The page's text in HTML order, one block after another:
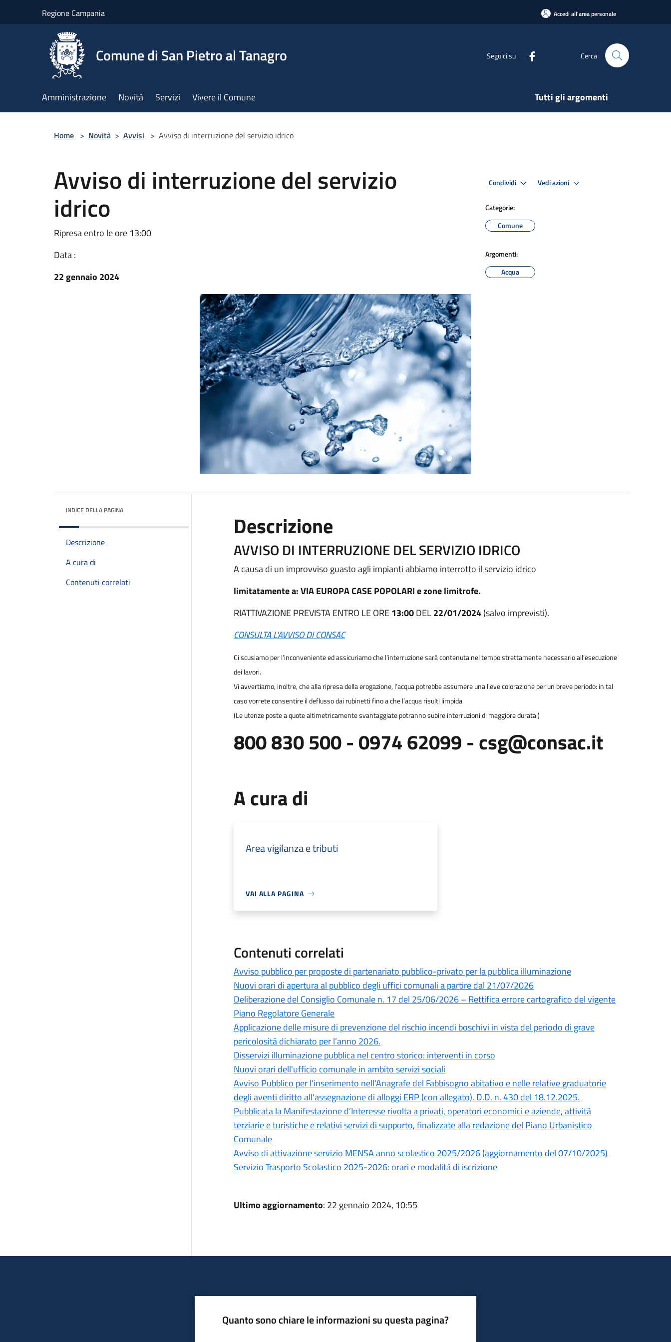
Regione Campania Accedi all'area personale
Comune di San Pietro al Tanagro Seguici su Cerca
Amministrazione Novità Servizi Vivere il Comune Tutti gli argomenti
Home > Novità > Avvisi > Avviso di interruzione del servizio idrico
Avviso di interruzione del servizio
idrico
Ripresa entro le ore 13:00
Data :
22 gennaio 2024
Condividi Vedi azioni
Categorie:
Comune
Argomenti:
Acqua
INDICE DELLA PAGINA
Descrizione
A cura di
Contenuti correlati
Descrizione
AVVISO DI INTERRUZIONE DEL SERVIZIO IDRICO
A causa di un improvviso guasto agli impianti abbiamo interrotto il servizio idrico
limitatamente a: VIA EUROPA CASE POPOLARI e zone limitrofe.
RIATTIVAZIONE PREVISTA ENTRO LE ORE13:00DEL22/01/2024(salvo imprevisti).
CONSULTA L'AVVISO DI CONSAC
Ci scusiamo per l’inconveniente ed assicuriamo che l’interruzione sarà contenuta nel tempo strettamente necessario all’esecuzione
dei lavori.
Vi avvertiamo, inoltre, che alla ripresa della erogazione, l’acqua potrebbe assumere una lieve colorazione per un breve periodo: in tal
caso vorrete consentire il deflusso dai rubinetti fino a che l’acqua risulti limpida.
(Le utenze poste a quote altimetricamente svantaggiate potranno subire interruzioni di maggiore durata.)
800 830 500 - 0974 62099 - csg@consac.it
A cura di
Area vigilanza e tributi
VAI ALLA PAGINA
Contenuti correlati
Avviso pubblico per proposte di partenariato pubblico-privato per la pubblica illuminazione
Nuovi orari di apertura al pubblico degli uffici comunali a partire dal 21/07/2026
Deliberazione del Consiglio Comunale n. 17 del 25/06/2026 – Rettifica errore cartografico del vigente
Piano Regolatore Generale
Applicazione delle misure di prevenzione del rischio incendi boschivi in vista del periodo di grave
pericolosità dichiarato per l’anno 2026.
Disservizi illuminazione pubblica nel centro storico: interventi in corso
Nuovi orari dell'ufficio comunale in ambito servizi sociali
Avviso Pubblico per l'inserimento nell'Anagrafe del Fabbisogno abitativo e nelle relative graduatorie
degli aventi diritto all'assegnazione di alloggi ERP (con allegato). D.D. n. 430 del 18.12.2025.
Pubblicata la Manifestazione d’Interesse rivolta a privati, operatori economici e aziende, attività
terziarie e turistiche e relativi servizi di supporto, finalizzate alla redazione del Piano Urbanistico
Comunale
Avviso di attivazione servizio MENSA anno scolastico 2025/2026 (aggiornamento del 07/10/2025)
Servizio Trasporto Scolastico 2025-2026: orari e modalità di iscrizione
Ultimo aggiornamento: 22 gennaio 2024, 10:55
Quanto sono chiare le informazioni su questa pagina?